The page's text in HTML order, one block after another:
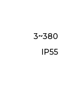
3~380
IP55